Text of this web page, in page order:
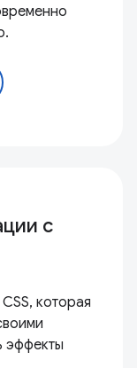
с
которая
эффекты